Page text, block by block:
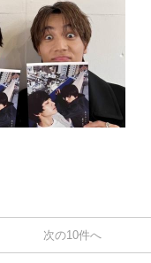
次の10件へ